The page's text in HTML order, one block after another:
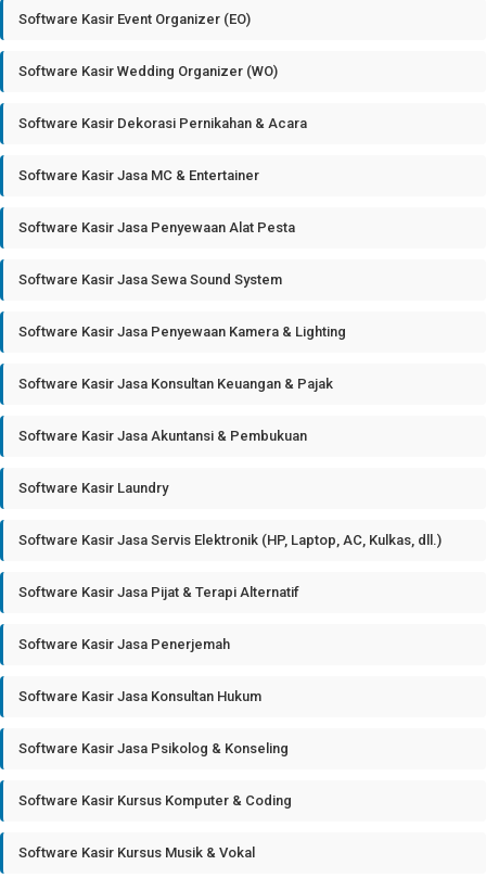
Software Kasir Event Organizer (EO)
Software Kasir Wedding Organizer (WO)
Software Kasir Dekorasi Pernikahan & Acara
Software Kasir Jasa MC & Entertainer
Software Kasir Jasa Penyewaan Alat Pesta
Software Kasir Jasa Sewa Sound System
Software Kasir Jasa Penyewaan Kamera & Lighting
Software Kasir Jasa Konsultan Keuangan & Pajak
Software Kasir Jasa Akuntansi & Pembukuan
Software Kasir Laundry
Software Kasir Jasa Servis Elektronik (HP, Laptop, AC, Kulkas, dll.)
Software Kasir Jasa Pijat & Terapi Alternatif
Software Kasir Jasa Penerjemah
Software Kasir Jasa Konsultan Hukum
Software Kasir Jasa Psikolog & Konseling
Software Kasir Kursus Komputer & Coding
Software Kasir Kursus Musik & Vokal